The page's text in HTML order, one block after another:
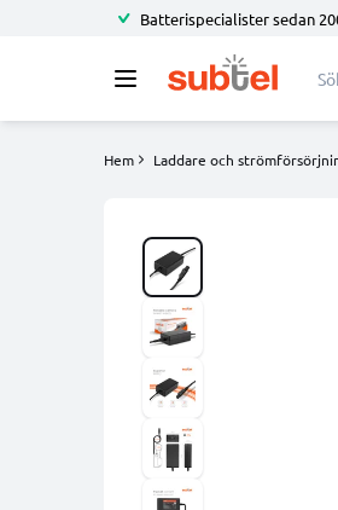
Batterispecialister sedan
Hem Laddare och